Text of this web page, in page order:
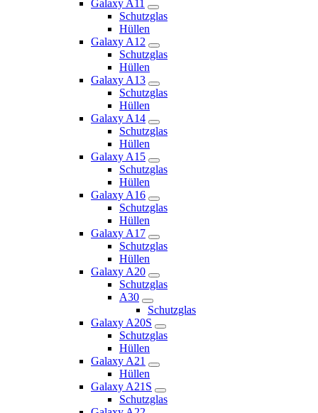
Galaxy A11
Schutzglas
Hüllen
Galaxy A12
Schutzglas
Hüllen
Galaxy A13
Schutzglas
Hüllen
Galaxy A14
Schutzglas
Hüllen
Galaxy A15
Schutzglas
Hüllen
Galaxy A16
Schutzglas
Hüllen
Galaxy A17
Schutzglas
Hüllen
Galaxy A20
Schutzglas
A30
Schutzglas
Galaxy A20S
Schutzglas
Hüllen
Galaxy A21
Hüllen
Galaxy A21S
Schutzglas